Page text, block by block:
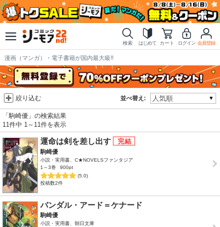
検索 はじめて カート ログイン 会員登録
漫画（マンガ）・電子書籍が国内最大級!!
並べ替え:
絞り込む
「駒崎優」の検索結果
11件中 1～11件を表示
運命は剣を差し出す
駒崎優
小説・実用書、C★NOVELSファンタジア
1～3巻
900pt
(5.0)
投稿数2件
バンダル・アード＝ケナード
駒崎優
小説・実用書、朝日文庫